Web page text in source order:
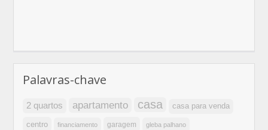
Palavras-chave
2 quartos apartamento casa casa para venda
centro financiamento garagem gleba palhano